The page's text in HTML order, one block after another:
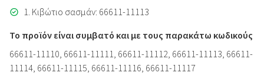
1. Κιβώτιο σασμάν: 66611-11113
Το προϊόν είναι συμβατό και με τους παρακάτω κωδικούς
66611-11110, 66611-11111, 66611-11112, 66611-11113, 66611-
11114, 66611-11115, 66611-11116, 66611-11117